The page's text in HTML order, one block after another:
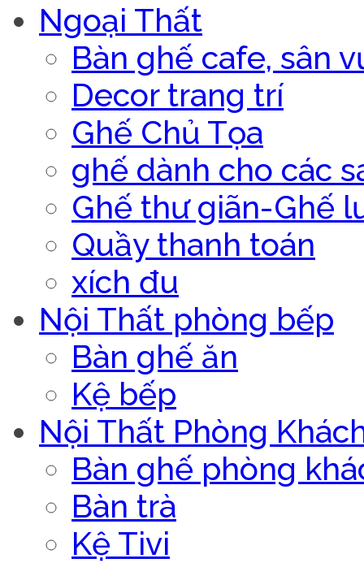
Ngoại Thất
Bàn ghế cafe, sân
Decor trang trí
Ghế Chủ Tọa
ghế dành cho các
Ghế thư giãn-Ghế
Quầy thanh toán
xích đu
Nội Thất phòng bếp
Bàn ghế ăn
Kệ bếp
Nội Thất Phòng
Bàn ghế phòng
Bàn trà
Kệ Tivi